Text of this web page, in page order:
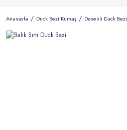
Anasayfa Duck Bezi Kumaş Desenli Duck Bezi